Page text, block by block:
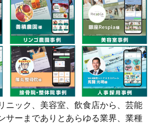
ニック、美容室、飲食店から、芸能
サーまでありとあらゆる業界、業種